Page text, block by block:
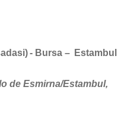
- Bursa – Estambul
de Esmirna/Estambul,